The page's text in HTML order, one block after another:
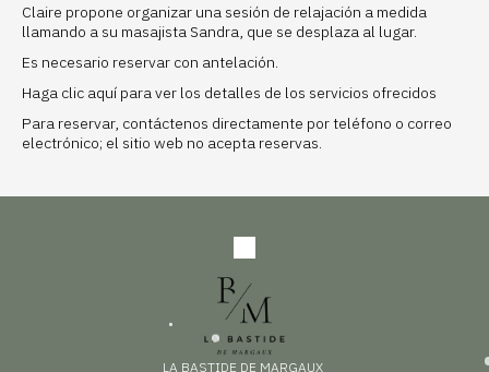
Claire propone organizar una sesión de relajación a medida
llamando a su masajista Sandra, que se desplaza al lugar.
Es necesario reservar con antelación.
Haga clic aquí para ver los detalles de los servicios ofrecidos
Para reservar, contáctenos directamente por teléfono o correo
electrónico; el sitio web no acepta reservas.
LA BASTIDE DE MARGAUX